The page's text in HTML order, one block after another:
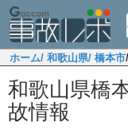
ホーム/ 和歌山県/ 橋本市
和歌山県橋
故情報